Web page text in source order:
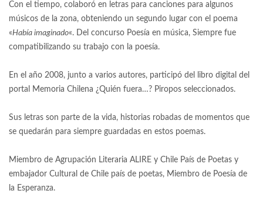
Con el tiempo, colaboró en letras para canciones para algunos
músicos de la zona, obteniendo un segundo lugar con el poema
«Había imaginado«. Del concurso Poesía en música, Siempre fue
compatibilizando su trabajo con la poesía.
En el año 2008, junto a varios autores, participó del libro digital del
portal Memoria Chilena ¿Quién fuera…? Piropos seleccionados.
Sus letras son parte de la vida, historias robadas de momentos que
se quedarán para siempre guardadas en estos poemas.
Miembro de Agrupación Literaria ALIRE y Chile País de Poetas y
embajador Cultural de Chile país de poetas, Miembro de Poesía de
la Esperanza.